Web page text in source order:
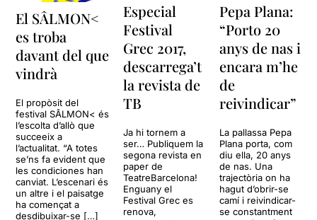
El SÂLMON<
es troba
davant del que
vindrà
El propòsit del
festival SÂLMON< és
l’escolta d’allò que
succeeix a
l’actualitat. “A totes
se’ns fa evident que
les condiciones han
canviat. L’escenari és
un altre i el paisatge
ha començat a
desdibuixar-se […]
Especial
Festival
Grec 2017,
descarrega’t
la revista de
TB
Ja hi tornem a
ser… Publiquem la
segona revista en
paper de
TeatreBarcelona!
Enguany el
Festival Grec es
renova,
Pepa Plana:
“Porto 20
anys de nas i
encara m’he
de
reivindicar”
La pallassa Pepa
Plana porta, com
diu ella, 20 anys
de nas. Una
trajectòria on ha
hagut d’obrir-se
camí i reivindicar-
se constantment